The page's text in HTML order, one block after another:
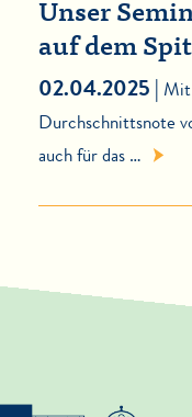
Unser
auf dem
02.04.2025 | Mit
Durchschnittsnote
auch für das …